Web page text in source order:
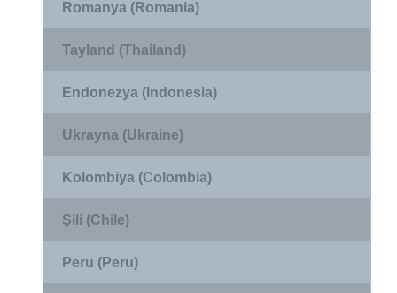
Romanya (Romania)
Tayland (Thailand)
Endonezya (Indonesia)
Ukrayna (Ukraine)
Kolombiya (Colombia)
Şili (Chile)
Peru (Peru)